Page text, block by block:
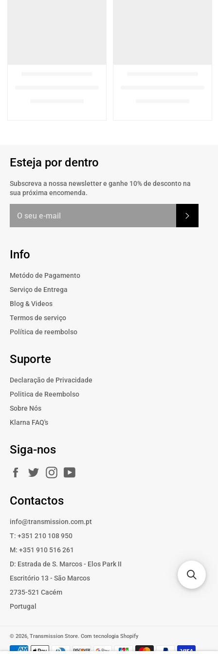
Esteja por dentro
Subscreva a nossa newsletter e ganhe 10% de desconto na
sua próxima encomenda.
Info
Metódo de Pagamento
Serviço de Entrega
Blog & Videos
Termos de serviço
Política de reembolso
Suporte
Declaração de Privacidade
Politica de Reembolso
Sobre Nós
Klarna FAQ's
Siga-nos
FacebookTwitterInstagram
Contactos
info@transmission.com.pt
T: +351 210 108 950
M: +351 910 516 261
D: Estrada de S. Marcos - Elos Park II
Escritório 13 - São Marcos
2735-521 Cacém
Portugal
© 2026, Transmission Store. Com tecnologia Shopify
Métodos